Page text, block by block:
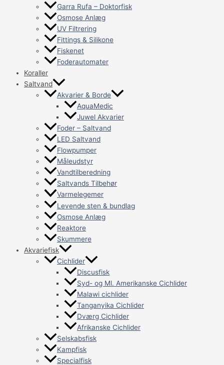
Garra Rufa – Doktorfisk
Osmose Anlæg
UV Filtrering
Fittings & Silikone
Fiskenet
Foderautomater
Koraller
Saltvand
Akvarier & Borde
AquaMedic
Juwel Akvarier
Foder – Saltvand
LED Saltvand
Flowpumper
Måleudstyr
Vandtilberedning
Saltvands Tilbehør
Varmelegemer
Levende sten & bundlag
Osmose Anlæg
Reaktore
Skummere
Akvariefisk
Cichlider
Discusfisk
Syd- og Ml. Amerikanske Cichlider
Malawi cichlider
Tanganyika Cichlider
Dværg Cichlider
Afrikanske Cichlider
Selskabsfisk
Kampfisk
Specialfisk